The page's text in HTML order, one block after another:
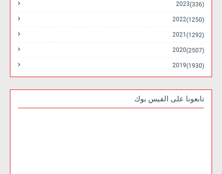
2023 (336)
2022 (1250)
2021 (1292)
2020 (2507)
2019 (1930)
تابعونا على الفيس بوك